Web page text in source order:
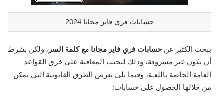
حسابات فري فاير مجانا 2024
يبحث الكثير عن حسابات فري فاير مجانا مع كلمة السر ، ولكن بشرط
أن تكون غير مسروقة، وذلك لتجنب المعاقبة على خرق القواعد
العامة الخاصة باللعبة، وفيما يلي نعرض الطرق القانونية التي يمكن
من خلالها الحصول على حسابات: